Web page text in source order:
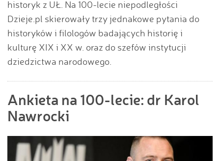
historyk z UŁ. Na 100-lecie niepodległości
Dzieje.pl skierowały trzy jednakowe pytania do
historyków i filologów badających historię i
kulturę XIX i XX w. oraz do szefów instytucji
dziedzictwa narodowego.
Ankieta na 100-lecie: dr Karol
Nawrocki